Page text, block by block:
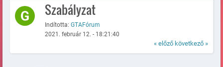
Szabályzat
Indította: GTAFórum
2021. február 12. - 18:21:40
« előző következő »